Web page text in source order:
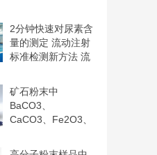
2分钟快速对尿素含
量的测定 流动注射
标准检测新方法 流
矿石粉末中
BaCO3、
CaCO3、Fe2O3、
量的测定